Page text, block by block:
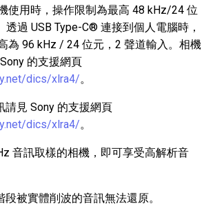
使用時，操作限制為最高 48 kHz/24 位
透過 USB Type-C® 連接到個人電腦時，
為 96 kHz / 24 位元，2 聲道輸入。相機
的支援網頁
dics/xlra4/。
請見 Sony 的支援網頁
dics/xlra4/。
音訊取樣的相機，即可享受高解析音
被實體削波的音訊無法還原。